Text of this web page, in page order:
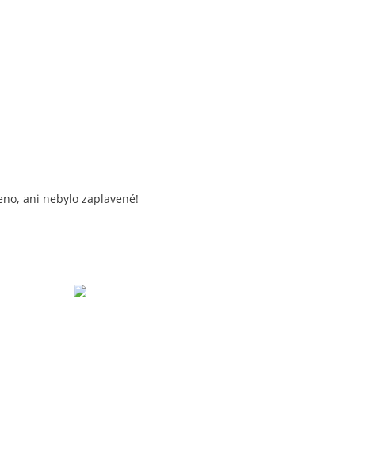
ani nebylo zaplavené!